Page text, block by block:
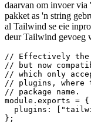
As u Tailwind met
u op u PostCSS-
daarvan om invoer via
pakket as 'n string
al Tailwind se eie
deur Tailwind gevoeg
// Effectively the
// but now
// which only
// plugins, where
// package name.